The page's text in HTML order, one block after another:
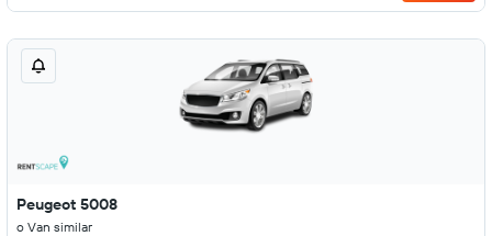
Peugeot 5008
o Van similar